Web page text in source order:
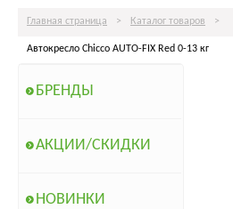
Главная страница > Каталог товаров >
Автокресло Chicco AUTO-FIX Red 0-13 кг
БРЕНДЫ
АКЦИИ/СКИДКИ
НОВИНКИ